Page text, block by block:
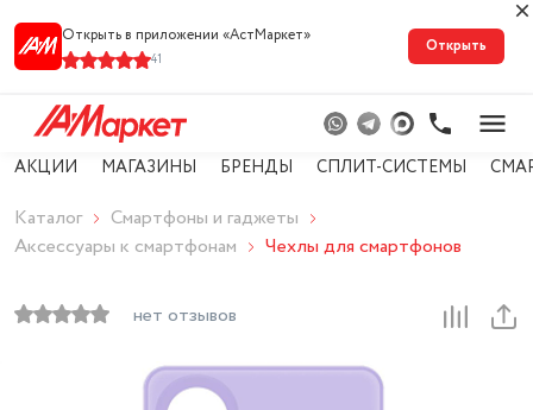
Открыть в приложении «АстМарке‪т‬»
41
Открыть
АКЦИИ МАГАЗИНЫ БРЕНДЫ СПЛИТ-СИСТЕМЫ
Каталог
Смартфоны и гаджеты
Аксессуары к смартфонам
Чехлы для смартфонов
нет отзывов